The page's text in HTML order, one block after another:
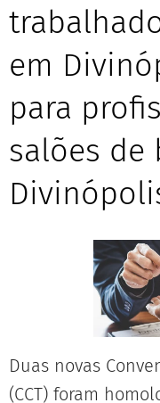
em
para
salões de
Duas novas
(CCT) foram